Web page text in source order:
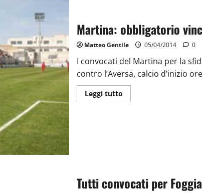
Martina: obbligatorio
Matteo Gentile 05/04/2014 0
I convocati del Martina per la
contro l’Aversa, calcio d’inizio
Leggi tutto
Tutti convocati per Foggia